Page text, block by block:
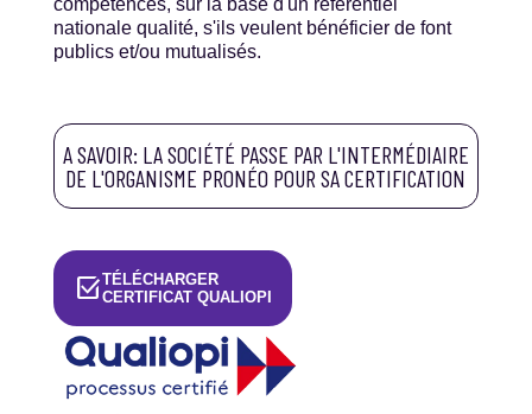
nationale qualité, s'ils veulent bénéficier de font
publics et/ou mutualisés.
A SAVOIR: LA SOCIÉTÉ PASSE PAR L'INTERMÉDIAIRE
DE L'ORGANISME PRONÉO POUR SA CERTIFICATION
select_check_boxTÉLÉCHARGER
CERTIFICAT QUALIOPI